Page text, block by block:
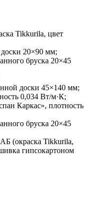
Tikkurila, цвет
20×90 мм;
бруска 20×45
доски 45×140 мм;
0,034 Вт/м·К;
Каркас», плотность
бруска 20×45
(окраска Tikkurila,
гипсокартоном